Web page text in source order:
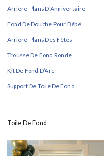
Arrière-Plans D’Anniversaire
Fond De Douche Pour Bébé
Arrière-Plans Des Fêtes
Trousse De Fond Ronde
Kit De Fond D’Arc
Support De Toile De Fond
Toile De Fond